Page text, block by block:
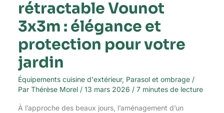
rétractable Vounot
3x3m : élégance et
protection pour votre
jardin
Équipements cuisine d'extérieur, Parasol et ombrage/
Par Thérèse Morel / 13 mars 2026 / 7 minutes de lecture
À l’approche des beaux jours, l’aménagement d’un